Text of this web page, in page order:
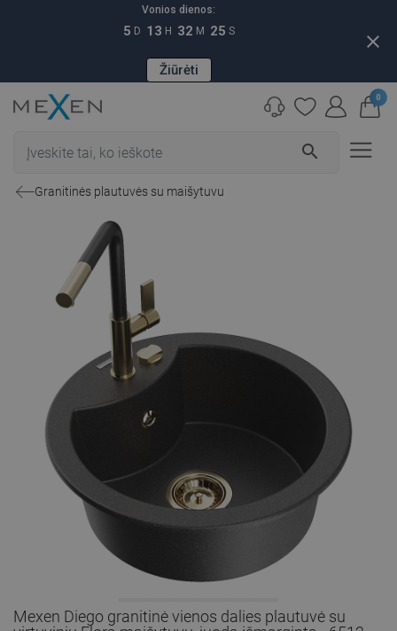
Vonios dienos:
5 D 13 H 32 M 24 S
Žiūrėti
close
search
0
Granitinės plautuvės su maišytuvu
Mexen Diego granitinė vienos dalies plautuvė su